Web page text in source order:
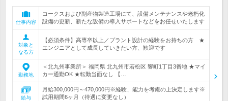
仕事内容
コークスおよび副産物製造工場にて、設備メンテナンスや老朽化
設備の更新、新たな設備の導入サポートなどをお任せいたします
対象と
なる方
【必須条件】高専卒以上／プラント設計の経験をお持ちの方 ★
エンジニアとして成長していきたい方、歓迎です
勤務地
＜北九州事業所＞ 福岡県 北九州市若松区 響町1丁目3番地 ★マイ
カー通勤OK ★転勤当面なし 【…
給与
月給300,000円～470,000円※経験、能力を考慮の上決定します※
試用期間6ヶ月（待遇に変更なし）